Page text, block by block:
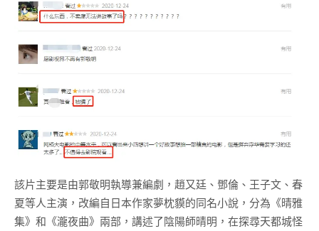
該片主要是由郭敬明執導兼編劇，趙又廷、鄧倫、王子文、春
夏等人主演，改編自日本作家夢枕貘的同名小說，分為《晴雅
集》和《瀧夜曲》兩部，講述了陰陽師晴明，在探尋天都城怪